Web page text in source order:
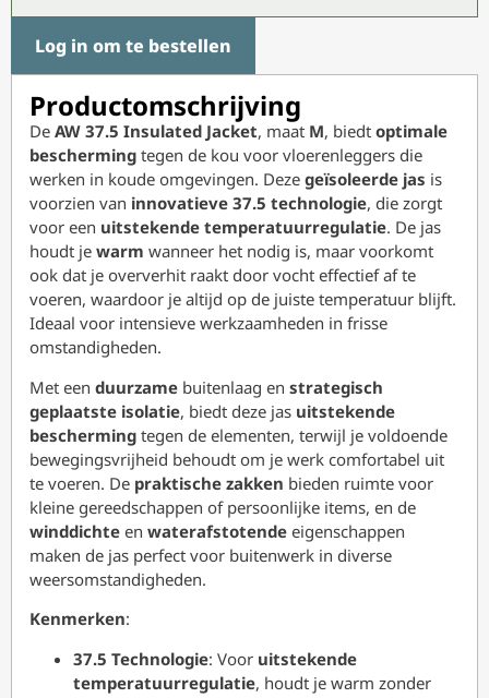
Log in om te bestellen
Productomschrijving
De AW 37.5 Insulated Jacket, maat M, biedt optimale
bescherming tegen de kou voor vloerenleggers die
werken in koude omgevingen. Deze geïsoleerde jas is
voorzien van innovatieve 37.5 technologie, die zorgt
voor een uitstekende temperatuurregulatie. De jas
houdt je warm wanneer het nodig is, maar voorkomt
ook dat je oververhit raakt door vocht effectief af te
voeren, waardoor je altijd op de juiste temperatuur blijft.
Ideaal voor intensieve werkzaamheden in frisse
omstandigheden.
Met een duurzame buitenlaag en strategisch
geplaatste isolatie, biedt deze jas uitstekende
bescherming tegen de elementen, terwijl je voldoende
bewegingsvrijheid behoudt om je werk comfortabel uit
te voeren. De praktische zakken bieden ruimte voor
kleine gereedschappen of persoonlijke items, en de
winddichte en waterafstotende eigenschappen
maken de jas perfect voor buitenwerk in diverse
weersomstandigheden.
Kenmerken:
37.5 Technologie: Voor uitstekende
temperatuurregulatie, houdt je warm zonder